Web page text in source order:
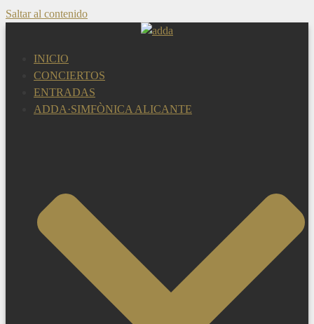
Saltar al contenido
INICIO
CONCIERTOS
ENTRADAS
ADDA·SIMFÒNICA ALICANTE